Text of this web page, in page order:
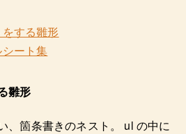
する雛形
ート集
雛形
、箇条書きのネスト。 ul の中に